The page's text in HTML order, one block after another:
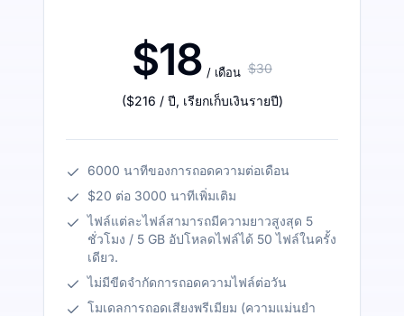
$18 / เดือน $30
($216 / ปี, เรียกเก็บเงินรายปี)
6000 นาทีของการถอดความต่อเดือน
$20 ต่อ 3000 นาทีเพิ่มเติม
ไฟล์แต่ละไฟล์สามารถมีความยาวสูงสุด 5
ชั่วโมง / 5 GB อัปโหลดไฟล์ได้ 50 ไฟล์ในครั้ง
เดียว.
ไม่มีขีดจำกัดการถอดความไฟล์ต่อวัน
โมเดลการถอดเสียงพรีเมียม (ความแม่นยำ